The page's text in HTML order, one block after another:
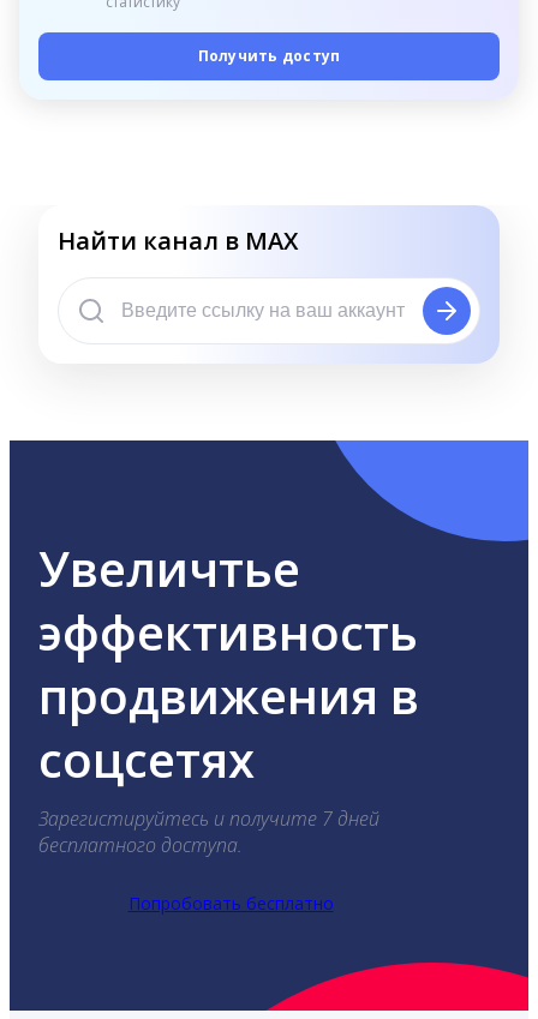
Получить доступ
Найти канал в MAX
Увеличтье
эффективность
продвижения в
соцсетях
Зарегистируйтесь и получите 7 дней
бесплатного доступа.
Попробовать бесплатно